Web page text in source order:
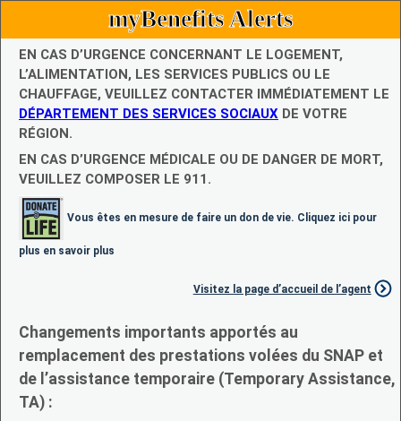
myBenefits Alerts
EN CAS D’URGENCE CONCERNANT LE LOGEMENT,
L’ALIMENTATION, LES SERVICES PUBLICS OU LE
CHAUFFAGE, VEUILLEZ CONTACTER IMMÉDIATEMENT LE
DÉPARTEMENT DES SERVICES SOCIAUX DE VOTRE
RÉGION.
EN CAS D’URGENCE MÉDICALE OU DE DANGER DE MORT,
VEUILLEZ COMPOSER LE 911.
Vous êtes en mesure de faire un don de vie. Cliquez ici pour
plus en savoir plus
Visitez la page d’accueil de l’agent
Changements importants apportés au
remplacement des prestations volées du SNAP et
de l’assistance temporaire (Temporary Assistance,
TA) :